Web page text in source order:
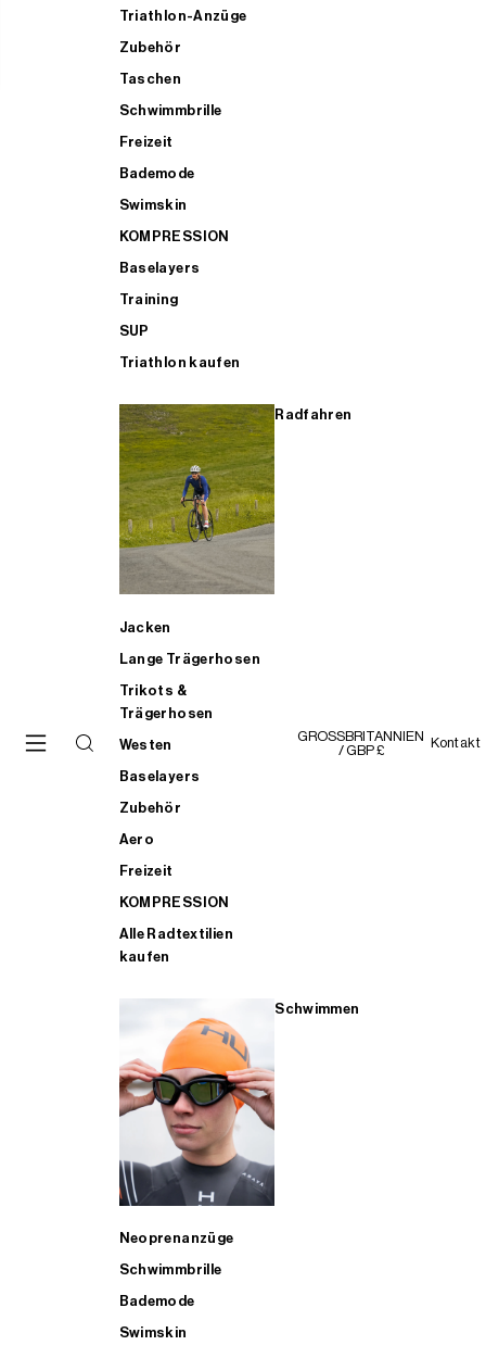
Triathlon-Anzüge
Zubehör
Taschen
Schwimmbrille
Freizeit
Bademode
Swimskin
KOMPRESSION
Baselayers
Training
SUP
Triathlon kaufen
Radfahren
Jacken
Lange Trägerhosen
Trikots &
Trägerhosen
Westen
Baselayers
Zubehör
Aero
Freizeit
KOMPRESSION
Alle Radtextilien
kaufen
Schwimmen
Neoprenanzüge
Schwimmbrille
Bademode
Swimskin
GROSSBRITANNIEN
/ GBP £
Kontakt